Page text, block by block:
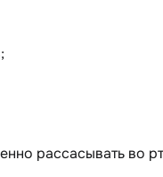
рассасывать во